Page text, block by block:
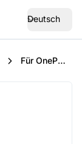
Deutsch
Für OnePlus 8 Pro Akkudeckel Backcover Rückseite Schwarz